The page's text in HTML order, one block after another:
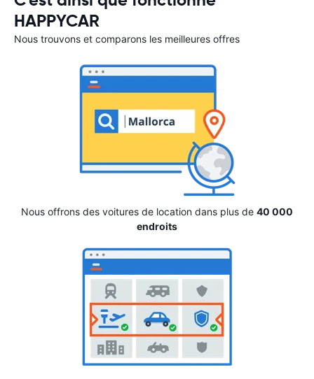
HAPPYCAR
Nous trouvons et comparons les meilleures offres
Nous offrons des voitures de location dans plus de 40 000
endroits